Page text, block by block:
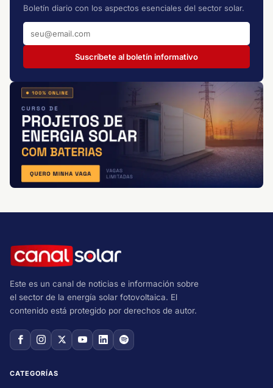
Boletín diario con los aspectos esenciales del sector solar.
Suscríbete al boletín informativo
Este es un canal de noticias e información sobre
el sector de la energía solar fotovoltaica. El
contenido está protegido por derechos de autor.
CATEGORÍAS